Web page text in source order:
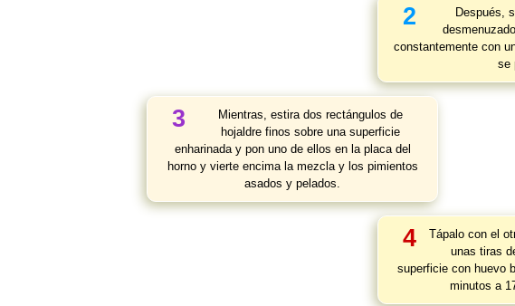
2
Después,
constantemente con
se
3
Mientras, estira dos rectángulos de
hojaldre finos sobre una superficie
enharinada y pon uno de ellos en la placa del
horno y vierte encima la mezcla y los pimientos
asados y pelados.
4
Tápalo con el
unas tiras
superficie con huevo
minutos a